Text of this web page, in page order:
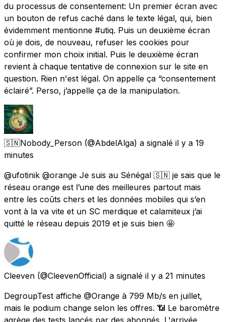
du processus de consentement: Un premier écran avec
un bouton de refus caché dans le texte légal, qui, bien
évidemment mentionne #utiq. Puis un deuxième écran
où je dois, de nouveau, refuser les cookies pour
confirmer mon choix initial. Puis le deuxième écran
revient à chaque tentative de connexion sur le site en
question. Rien n'est légal. On appelle ça “consentement
éclairé”. Perso, j’appelle ça de la manipulation.
🇸🇳Nobody_Person (@AbdelAlga) a signalé il y a 19
minutes
@ufotinik @orange Je suis au Sénégal 🇸🇳 je sais que le
réseau orange est l’une des meilleures partout mais
entre les coûts chers et les données mobiles qui s’en
vont à la va vite et un SC merdique et calamiteux j’ai
quitté le réseau depuis 2019 et je suis bien 🤩
Cleeven (@CleevenOfficial) a signalé il y a 21 minutes
DegroupTest affiche @Orange à 799 Mb/s en juillet,
mais le podium change selon les offres. 📶 Le baromètre
agrège des tests lancés par des abonnés. L'arrivée